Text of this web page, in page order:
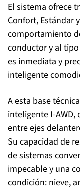
El sistema ofrece
Confort, Estándar
comportamiento
conductor y al
es inmediata y
inteligente
A esta base
inteligente I-
entre ejes
Su capacidad de
de sistemas
impecable y una
condición: nieve,